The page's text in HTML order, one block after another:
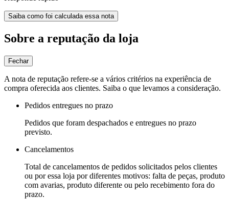
Saiba como foi calculada essa nota
Sobre a reputação da loja
Fechar
A nota de reputação refere-se a vários critérios na experiência de
compra oferecida aos clientes. Saiba o que levamos a consideração.
Pedidos entregues no prazo
Pedidos que foram despachados e entregues no prazo
previsto.
Cancelamentos
Total de cancelamentos de pedidos solicitados pelos clientes
ou por essa loja por diferentes motivos: falta de peças, produto
com avarias, produto diferente ou pelo recebimento fora do
prazo.